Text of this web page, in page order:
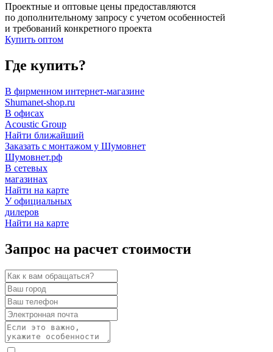
Проектные и оптовые цены предоставляются
по дополнительному запросу с учетом особенностей
и требований конкретного проекта
Купить оптом
Где купить?
В фирменном интернет-магазине
Shumanet-shop.ru
В офисах
Acoustic Group
Найти ближайший
Заказать с монтажом у Шумовнет
Шумовнет.рф
В сетевых
магазинах
Найти на карте
У официальных
дилеров
Найти на карте
Запрос на расчет стоимости